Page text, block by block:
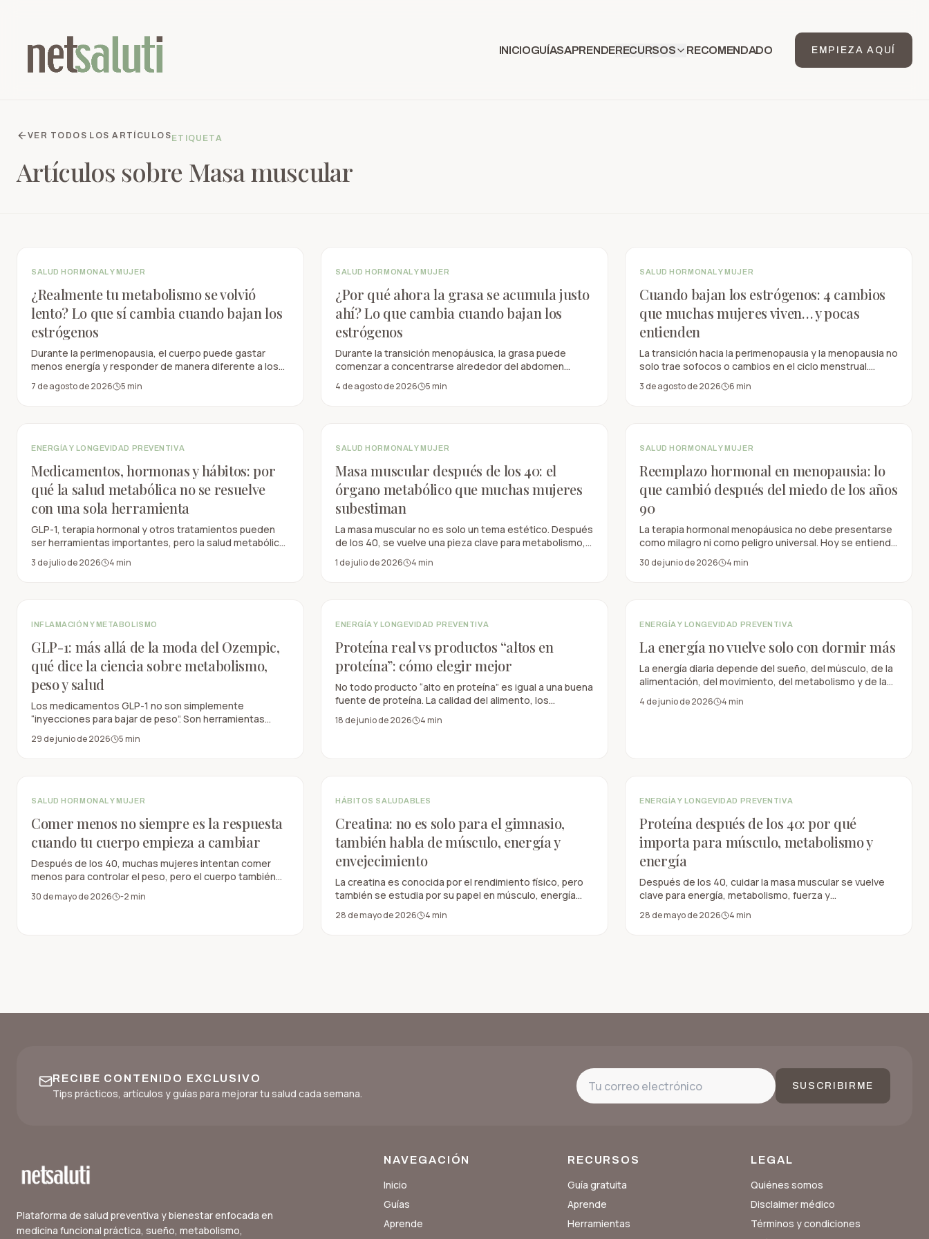
INICIOGUÍASAPRENDERECURSOS RECOMENDADO EMPIEZA AQUÍ
VER TODOS LOS ARTÍCULOS ETIQUETA
Artículos sobre Masa muscular
SALUD HORMONAL Y MUJER
¿Realmente tu metabolismo se volvió
lento? Lo que sí cambia cuando bajan los
estrógenos
Durante la perimenopausia, el cuerpo puede gastar
menos energía y responder de manera diferente a los
mismos hábitos. Pero el metabolismo no se rompe: la
edad, la masa muscular, el movimiento, el sueño y los
7 de agosto de 2026 5min
SALUD HORMONAL Y MUJER
¿Por qué ahora la grasa se acumula justo
ahí? Lo que cambia cuando bajan los
estrógenos
Durante la transición menopáusica, la grasa puede
comenzar a concentrarse alrededor del abdomen
aunque el peso cambie poco. Entender la influencia de
los estrógenos, el músculo, la insulina, el sueño y el
4 de agosto de 2026 5min
SALUD HORMONAL Y MUJER
Cuando bajan los estrógenos: 4 cambios
que muchas mujeres viven… y pocas
entienden
La transición hacia la perimenopausia y la menopausia no
solo trae sofocos o cambios en el ciclo menstrual.
También puede influir en la distribución de la grasa
corporal, la salud intestinal, la memoria, la concentración
3 de agosto de 2026 6min
ENERGÍA Y LONGEVIDAD PREVENTIVA
Medicamentos, hormonas y hábitos: por
qué la salud metabólica no se resuelve
con una sola herramienta
GLP-1, terapia hormonal y otros tratamientos pueden
ser herramientas importantes, pero la salud metabólica
necesita un sistema: fuerza, proteína, sueño, fibra,
manejo del estrés y seguimiento.
3 de julio de 2026 4min
SALUD HORMONAL Y MUJER
Masa muscular después de los 40: el
órgano metabólico que muchas mujeres
subestiman
La masa muscular no es solo un tema estético. Después
de los 40, se vuelve una pieza clave para metabolismo,
glucosa, huesos, fuerza, independencia y longevidad
funcional.
1 de julio de 2026 4min
SALUD HORMONAL Y MUJER
Reemplazo hormonal en menopausia: lo
que cambió después del miedo de los años
90
La terapia hormonal menopáusica no debe presentarse
como milagro ni como peligro universal. Hoy se entiende
mejor que sus beneficios y riesgos dependen del
momento, la vía, la dosis, el tipo de hormona y el perfil
30 de junio de 2026 4min
INFLAMACIÓN Y METABOLISMO
GLP-1: más allá de la moda del Ozempic,
qué dice la ciencia sobre metabolismo,
peso y salud
Los medicamentos GLP-1 no son simplemente
“inyecciones para bajar de peso”. Son herramientas
médicas con efectos metabólicos reales, pero no
reemplazan fuerza, proteína, sueño, movimiento ni
29 de junio de 2026 5min
ENERGÍA Y LONGEVIDAD PREVENTIVA
Proteína real vs productos “altos en
proteína”: cómo elegir mejor
No todo producto “alto en proteína” es igual a una buena
fuente de proteína. La calidad del alimento, los
ingredientes y el contexto importan.
18 de junio de 2026 4min
ENERGÍA Y LONGEVIDAD PREVENTIVA
La energía no vuelve solo con dormir más
La energía diaria depende del sueño, del músculo, de la
alimentación, del movimiento, del metabolismo y de las
señales de recuperación, no solo de dormir más horas.
4 de junio de 2026 4min
SALUD HORMONAL Y MUJER
Comer menos no siempre es la respuesta
cuando tu cuerpo empieza a cambiar
Después de los 40, muchas mujeres intentan comer
menos para controlar el peso, pero el cuerpo también
necesita músculo, proteína, sueño y fuerza.
30 de mayo de 2026 -2min
HÁBITOS SALUDABLES
Creatina: no es solo para el gimnasio,
también habla de músculo, energía y
envejecimiento
La creatina es conocida por el rendimiento físico, pero
también se estudia por su papel en músculo, energía
celular, envejecimiento saludable y función cognitiva.
28 de mayo de 2026 4min
ENERGÍA Y LONGEVIDAD PREVENTIVA
Proteína después de los 40: por qué
importa para músculo, metabolismo y
energía
Después de los 40, cuidar la masa muscular se vuelve
clave para energía, metabolismo, fuerza y
envejecimiento saludable.
28 de mayo de 2026 4min
RECIBE CONTENIDO EXCLUSIVO
Tips prácticos, artículos y guías para mejorar tu salud cada semana.
SUSCRIBIRME
Plataforma de salud preventiva y bienestar enfocada en
medicina funcional práctica, sueño, metabolismo,
NAVEGACIÓN
Inicio
Guías
Aprende
RECURSOS
Guía gratuita
Aprende
Herramientas
LEGAL
Quiénes somos
Disclaimer médico
Términos y condiciones